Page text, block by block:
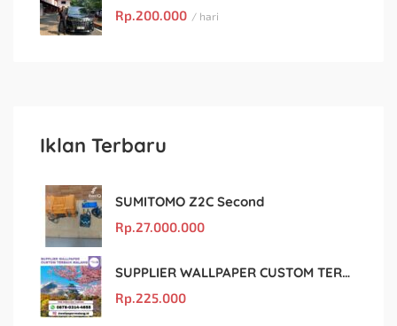
Rp.200.000 / hari
Iklan Terbaru
SUMITOMO Z2C Second
Rp.27.000.000
SUPPLIER WALLPAPER CUSTOM TERBAIK MALANG
Rp.225.000